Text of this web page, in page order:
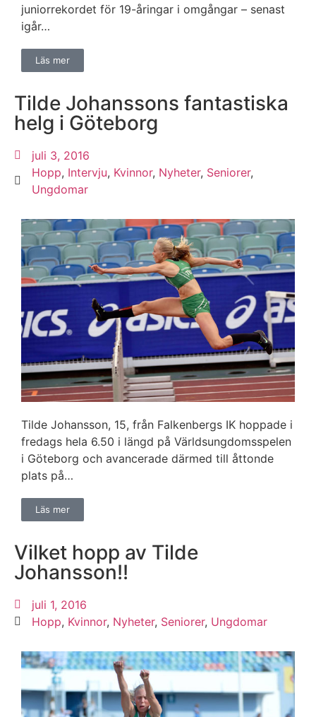
juniorrekordet för 19-åringar i omgångar – senast
igår…
Läs mer
Tilde Johanssons fantastiska
helg i Göteborg
juli 3, 2016
Hopp, Intervju, Kvinnor, Nyheter, Seniorer,
Ungdomar
Tilde Johansson, 15, från Falkenbergs IK hoppade i
fredags hela 6.50 i längd på Världsungdomsspelen
i Göteborg och avancerade därmed till åttonde
plats på…
Läs mer
Vilket hopp av Tilde
Johansson!!
juli 1, 2016
Hopp, Kvinnor, Nyheter, Seniorer, Ungdomar